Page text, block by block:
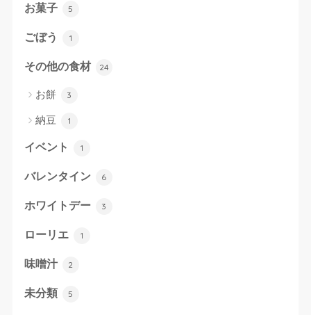
お菓子 5
ごぼう 1
その他の食材 24
お餅 3
納豆 1
イベント 1
バレンタイン 6
ホワイトデー 3
ローリエ 1
味噌汁 2
未分類 5